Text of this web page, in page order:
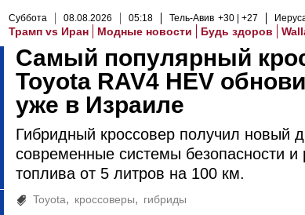
Суббота 08.08.2026 05:18 Тель-Авив +30 +27
Трамп vs Иран Модные новости Будь здоров
Самый популярный
Toyota RAV4 HEV
уже в Израиле
Гибридный кроссовер получил новый
современные системы безопасности и
топлива от 5 литров на 100 км.
Toyota кроссоверы гибриды